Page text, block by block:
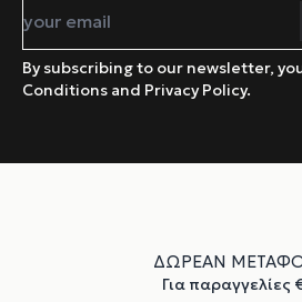
By subscribing to our newsletter,
Conditions and Privacy Policy.
ΔΩΡΕΑΝ
Για παραγγελίες